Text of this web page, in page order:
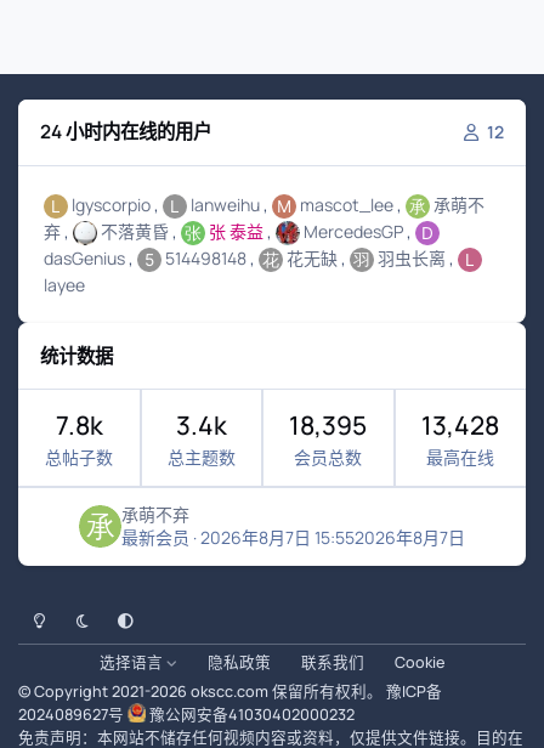
24 小时内在线的用户 12
lgyscorpio lanweihu mascot_lee
承萌不
弃
不落黄昏 张 泰益
MercedesGP
dasGenius
514498148 花无缺
羽虫长离
layee
统计数据
7.8k
总帖子数
3.4k
总主题数
18,395
会员总数
13,428
最高在线
承萌不弃
最新会员 ·2026年8月7日 15:552026年8月7日
浅色模式黑暗模式系统偏好
选择语言 隐私政策 联系我们
Cookie
© Copyright 2021-2026 okscc.com 保留所有权利。 豫ICP备
2024089627号
豫公网安备41030402000232
免责声明：本网站不储存任何视频内容或资料，仅提供文件链接。目的在